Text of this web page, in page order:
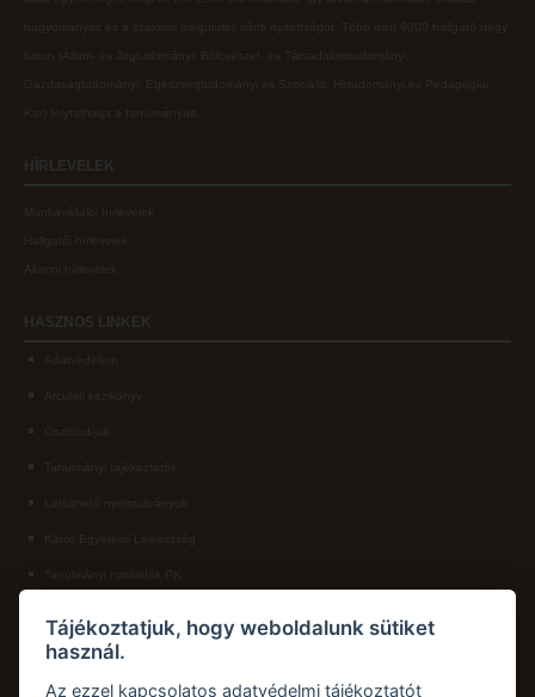
hagyományait és a szakmai megújulás iránti nyitottságot. Több mint 9000 hallgató négy
karon ( Állam- és Jogtudományi; Bölcsészet- és Társadalomtudományi;
Gazdaságtudományi, Egészségtudományi és Szociális; Hittudományi és Pedagógiai
Kar ) folytathatja a tanulmányait.
HÍRLEVELEK
Munkavállalói hírlevelek
Hallgatói hírlevelek
Alumni hírlevelek
HASZNOS LINKEK
Adatvédelem
Arculati kézikönyv
Ösztöndíjak
Tanulmányi tájékoztatók
Letölthető nyomtatványok
Károli Egyetemi Lelkészség
Tanulmányi határidők PK
KAPCSOLAT
Károli Gáspár Református Egyetem, Pedagógiai Kar
Tájékoztatjuk, hogy weboldalunk sütiket
használ.
Az ezzel kapcsolatos adatvédelmi tájékoztatót